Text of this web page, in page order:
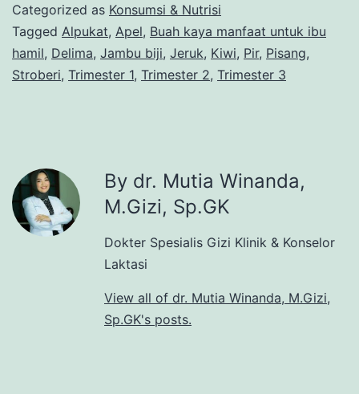
Categorized as Konsumsi & Nutrisi
Tagged Alpukat, Apel, Buah kaya manfaat untuk ibu
hamil, Delima, Jambu biji, Jeruk, Kiwi, Pir, Pisang,
Stroberi, Trimester 1, Trimester 2, Trimester 3
By dr. Mutia Winanda,
M.Gizi, Sp.GK
Dokter Spesialis Gizi Klinik & Konselor
Laktasi
View all of dr. Mutia Winanda, M.Gizi,
Sp.GK's posts.